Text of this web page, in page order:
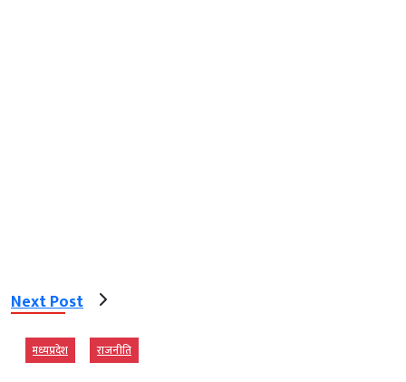
Next Post
मध्‍यप्रदेश राजनीति